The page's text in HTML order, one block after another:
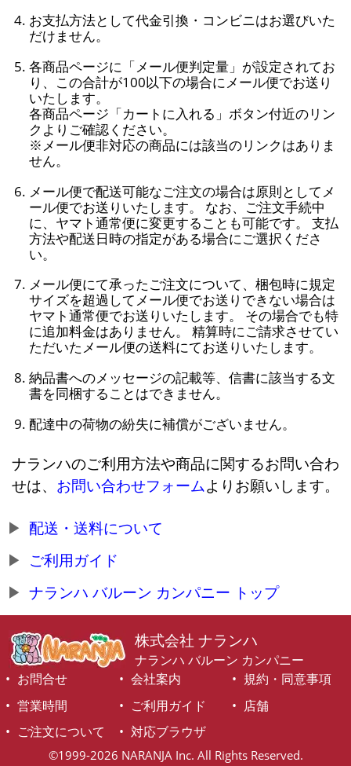
お支払方法として代金引換・コンビニはお選びいた
だけません。
各商品ページに「メール便判定量」が設定されてお
り、この合計が100以下の場合にメール便でお送り
いたします。
各商品ページ「カートに入れる」ボタン付近のリン
クよりご確認ください。
※メール便非対応の商品には該当のリンクはありま
せん。
メール便で配送可能なご注文の場合は原則としてメ
ール便でお送りいたします。 なお、ご注文手続中
に、ヤマト通常便に変更することも可能です。 支払
方法や配送日時の指定がある場合にご選択くださ
い。
メール便にて承ったご注文について、梱包時に規定
サイズを超過してメール便でお送りできない場合は
ヤマト通常便でお送りいたします。 その場合でも特
に追加料金はありません。 精算時にご請求させてい
ただいたメール便の送料にてお送りいたします。
納品書へのメッセージの記載等、信書に該当する文
書を同梱することはできません。
配達中の荷物の紛失に補償がございません。
ナランハのご利用方法や商品に関するお問い合わ
せは、 お問い合わせフォームよりお願いします。
配送・送料について
ご利用ガイド
ナランハ バルーン カンパニー トップ
株式会社 ナランハ
ナランハ バルーン カンパニー
お問合せ
会社案内
規約・同意事項
営業時間
ご利用ガイド
店舗
ご注文について
対応ブラウザ
©1999-2026 NARANJA Inc. All Rights Reserved.